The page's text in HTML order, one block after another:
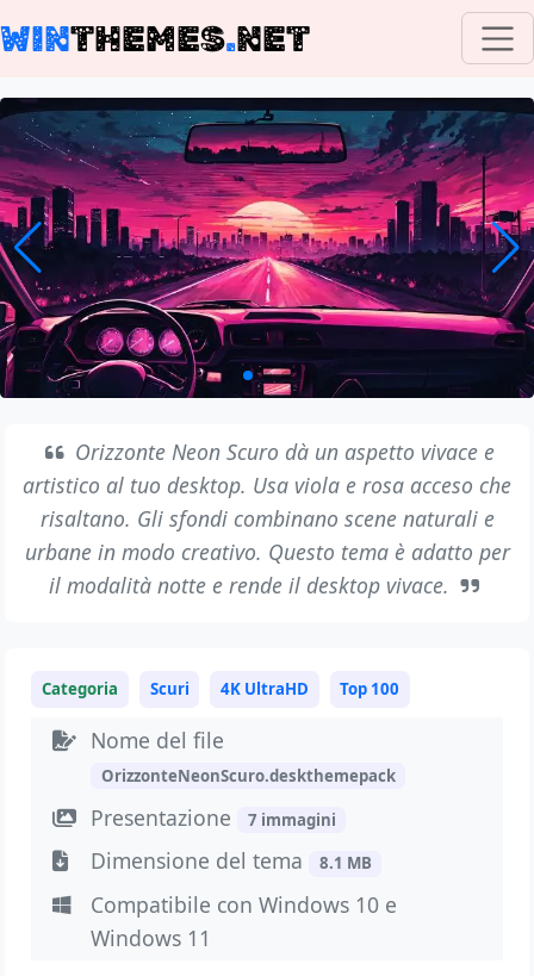
WINTHEMES.NET
Orizzonte Neon Scuro dà un aspetto vivace e
artistico al tuo desktop. Usa viola e rosa acceso che
risaltano. Gli sfondi combinano scene naturali e
urbane in modo creativo. Questo tema è adatto per
il modalità notte e rende il desktop vivace.
Categoria Scuri 4K UltraHD Top 100
Nome del file
OrizzonteNeonScuro.deskthemepack
Presentazione 7 immagini
Dimensione del tema 8.1 MB
Compatibile con Windows 10 e
Windows 11